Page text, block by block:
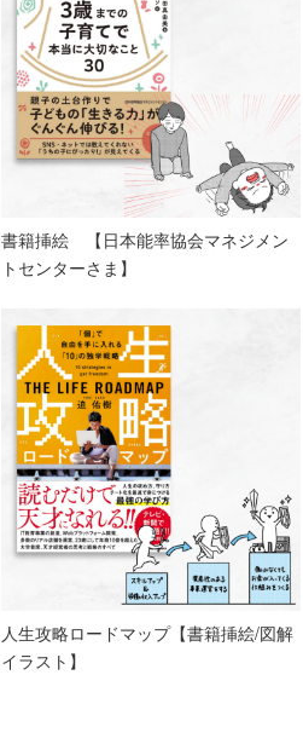
書籍挿絵 【日本能率協会マネジメン
トセンターさま】
人生攻略ロードマップ【書籍挿絵/図解
イラスト】